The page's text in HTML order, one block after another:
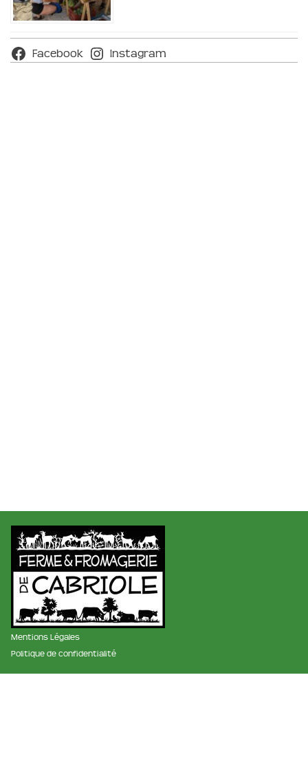
Facebook Instagram
Mentions Légales
Politique de confidentialité